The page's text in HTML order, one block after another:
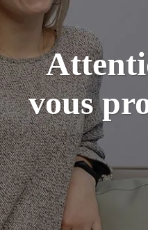
vous